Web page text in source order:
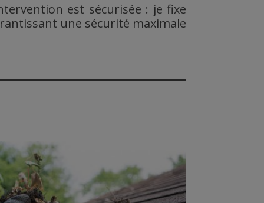
est sécurisée : je fixe
une sécurité maximale